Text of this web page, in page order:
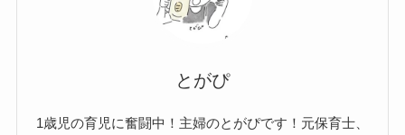
とがぴ
1歳児の育児に奮闘中！主婦のとがぴです！元保育士、